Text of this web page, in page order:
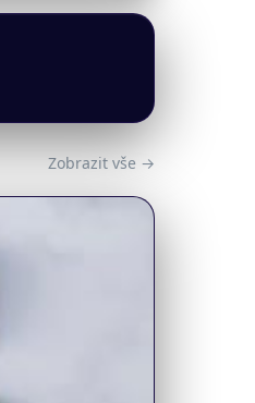
Zobrazit vše →